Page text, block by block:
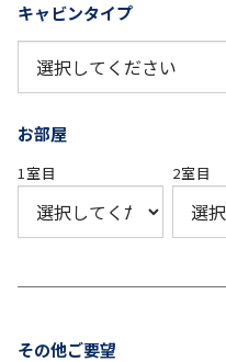
キャビンタイプ
お部屋
1室目 2室目
その他ご要望